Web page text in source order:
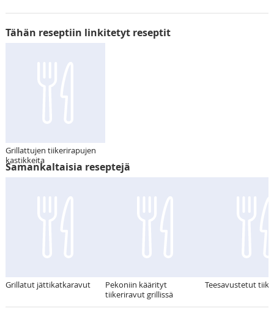
Tähän reseptiin linkitetyt reseptit
Grillattujen tiikerirapujen
kastikkeita
Samankaltaisia reseptejä
Grillatut jättikatkaravut
Pekoniin käärityt
tiikeriravut grillissä
Teesavustetut